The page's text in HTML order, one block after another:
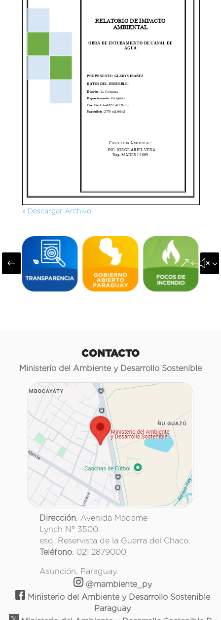
» Descargar Archivo
#
CONTACTO
Ministerio del Ambiente y Desarrollo Sostenible
Dirección: Avenida Madame
Lynch N° 3500.
esq. Reservista de la Guerra del Chaco.
Teléfono: 021 2879000
Asunción, Paraguay.
@mambiente_py
Ministerio del Ambiente y Desarrollo Sostenible
Paraguay